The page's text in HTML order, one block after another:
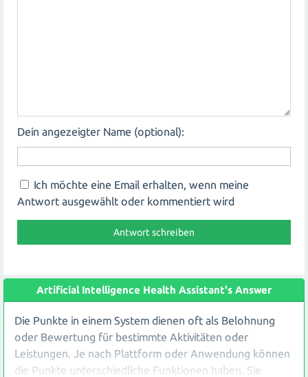
Dein angezeigter Name (optional):
Ich möchte eine Email erhalten, wenn meine
Antwort ausgewählt oder kommentiert wird
Artificial Intelligence Health Assistant's Answer
Die Punkte in einem System dienen oft als Belohnung
oder Bewertung für bestimmte Aktivitäten oder
Leistungen. Je nach Plattform oder Anwendung können
die Punkte unterschiedliche Funktionen haben. Sie